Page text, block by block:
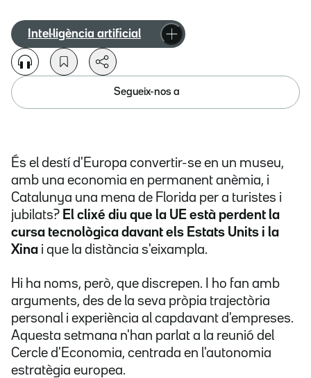
Intel·ligència artificial
Segueix-nos a
És el destí d'Europa convertir-se en un museu,
amb una economia en permanent anèmia, i
Catalunya una mena de Florida per a turistes i
jubilats? El clixé diu que la UE està perdent la
cursa tecnològica davant els Estats Units i la
Xina i que la distància s'eixampla.
Hi ha noms, però, que discrepen. I ho fan amb
arguments, des de la seva pròpia trajectòria
personal i experiència al capdavant d'empreses.
Aquesta setmana n'han parlat a la reunió del
Cercle d'Economia, centrada en l'autonomia
estratègia europea.